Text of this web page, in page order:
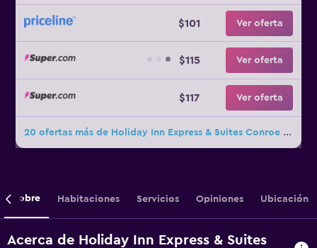
$101 Ver oferta
$115 Ver oferta
$117 Ver oferta
20 ofertas más de Holiday Inn Express & Suites Conroe I-45 North By IHG
Sobre Habitaciones Servicios Opiniones Ubicación
Acerca de Holiday Inn Express & Suites